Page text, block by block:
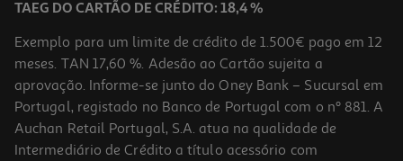
TAEG DO CARTÃO DE CRÉDITO: 18,4 %
Exemplo para um limite de crédito de 1.500€ pago em 12
meses. TAN 17,60 %. Adesão ao Cartão sujeita a
aprovação. Informe-se junto do Oney Bank – Sucursal em
Portugal, registado no Banco de Portugal com o nº 881. A
Auchan Retail Portugal, S.A. atua na qualidade de
Intermediário de Crédito a título acessório com